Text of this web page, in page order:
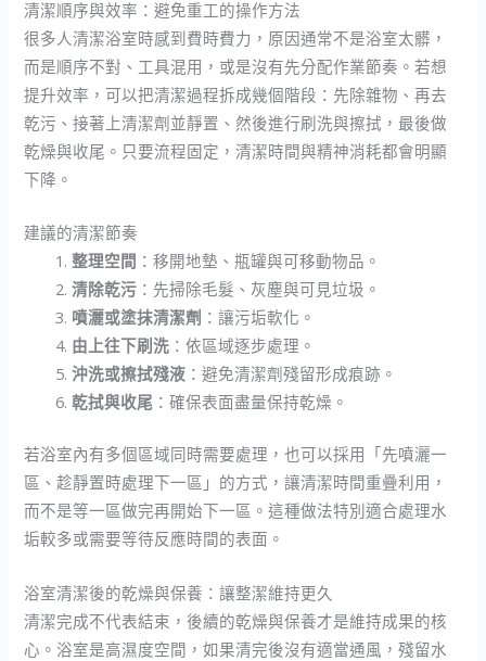
清潔順序與效率：避免重工的操作方法
很多人清潔浴室時感到費時費力，原因通常不是浴室太髒，
而是順序不對、工具混用，或是沒有先分配作業節奏。若想
提升效率，可以把清潔過程拆成幾個階段：先除雜物、再去
乾污、接著上清潔劑並靜置、然後進行刷洗與擦拭，最後做
乾燥與收尾。只要流程固定，清潔時間與精神消耗都會明顯
下降。
建議的清潔節奏
整理空間 ：移開地墊、瓶罐與可移動物品。
清除乾污 ：先掃除毛髮、灰塵與可見垃圾。
噴灑或塗抹清潔劑 ：讓污垢軟化。
由上往下刷洗 ：依區域逐步處理。
沖洗或擦拭殘液 ：避免清潔劑殘留形成痕跡。
乾拭與收尾 ：確保表面盡量保持乾燥。
若浴室內有多個區域同時需要處理，也可以採用「先噴灑一
區、趁靜置時處理下一區」的方式，讓清潔時間重疊利用，
而不是等一區做完再開始下一區。這種做法特別適合處理水
垢較多或需要等待反應時間的表面。
浴室清潔後的乾燥與保養：讓整潔維持更久
清潔完成不代表結束，後續的乾燥與保養才是維持成果的核
心。浴室是高濕度空間，如果清完後沒有適當通風，殘留水